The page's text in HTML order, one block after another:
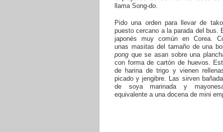
llama Song-do.
Pido una orden para llevar de
puesto cercano a la parada del bus.
japonés muy común en Corea.
unas masitas del tamaño de una
pong que se asan sobre una
con forma de cartón de huevos.
de harina de trigo y vienen
picado y jengibre. Las sirven
de soya marinada y
equivalente a una docena de mini